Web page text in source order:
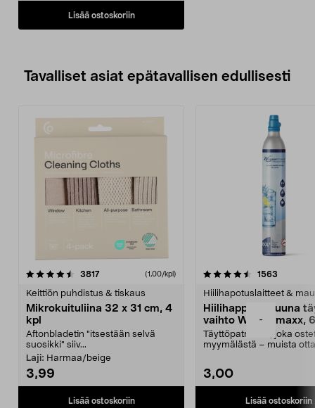
-
Lisää ostoskoriin
Tavalliset asiat epätavallisen edullisesti
3817arvostelut (1,00/kpl)
Keittiön puhdistus & tiskaus
Mikrokuituliina 32 x 31 cm, 4
kpl
Aftonbladetin "itsestään selvä
suosikki" siiv...
Laji: Harmaa/beige
3,99
Lisää ostoskoriin
4.5viidestä
1563
Hiilihapotuslaitteet &
Hiilihappopatruuna
vaihto Wassermaxx,
Täyttöpatruuna, joka
myymälästä – muista
3,00
Lisää ostoskoriin
4.5viidestä